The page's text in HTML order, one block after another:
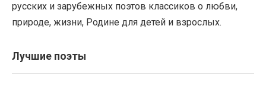
русских и зарубежных поэтов классиков о любви,
природе, жизни, Родине для детей и взрослых.
Лучшие поэты